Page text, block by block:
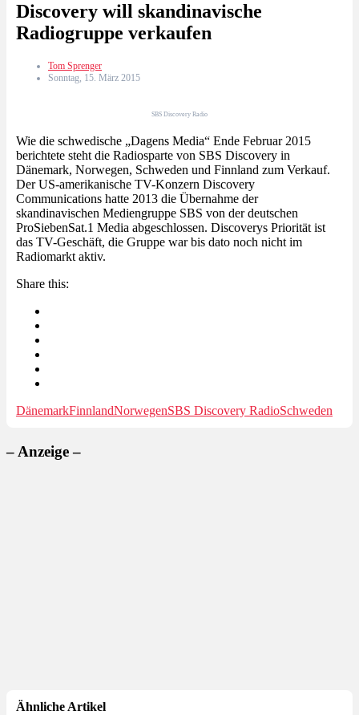
Discovery will skandinavische
Radiogruppe verkaufen
Tom Sprenger
Sonntag, 15. März 2015
SBS Discovery Radio
Wie die schwedische „Dagens Media“ Ende Februar 2015
berichtete steht die Radiosparte von SBS Discovery in
Dänemark, Norwegen, Schweden und Finnland zum Verkauf.
Der US-amerikanische TV-Konzern Discovery
Communications hatte 2013 die Übernahme der
skandinavischen Mediengruppe SBS von der deutschen
ProSiebenSat.1 Media abgeschlossen. Discoverys Priorität ist
das TV-Geschäft, die Gruppe war bis dato noch nicht im
Radiomarkt aktiv.
Share this:
DänemarkFinnlandNorwegenSBS Discovery RadioSchweden
– Anzeige –
Ähnliche Artikel